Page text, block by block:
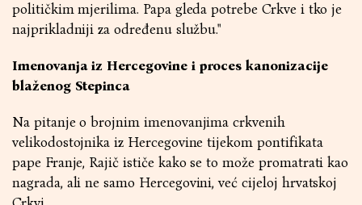
političkim mjerilima. Papa gleda potrebe Crkve i tko je
najprikladniji za određenu službu."
Imenovanja iz Hercegovine i proces kanonizacije
blaženog Stepinca
Na pitanje o brojnim imenovanjima crkvenih
velikodostojnika iz Hercegovine tijekom pontifikata
pape Franje, Rajič ističe kako se to može promatrati kao
nagrada, ali ne samo Hercegovini, već cijeloj hrvatskoj